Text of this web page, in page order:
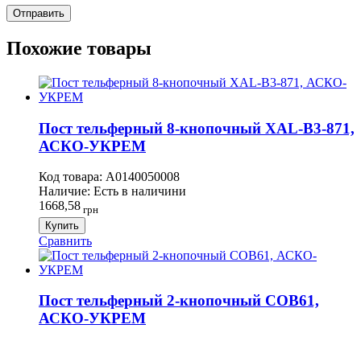
Похожие товары
Пост тельферный 8-кнопочный XAL-B3-871,
АСКО-УКРЕМ
Код товара: A0140050008
Наличие: Есть в наличини
1668,58 грн
Купить
Сравнить
Пост тельферный 2-кнопочный COB61,
АСКО-УКРЕМ